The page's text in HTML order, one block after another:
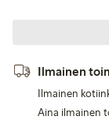
Ilmainen
Ilmainen
Aina ilmainen